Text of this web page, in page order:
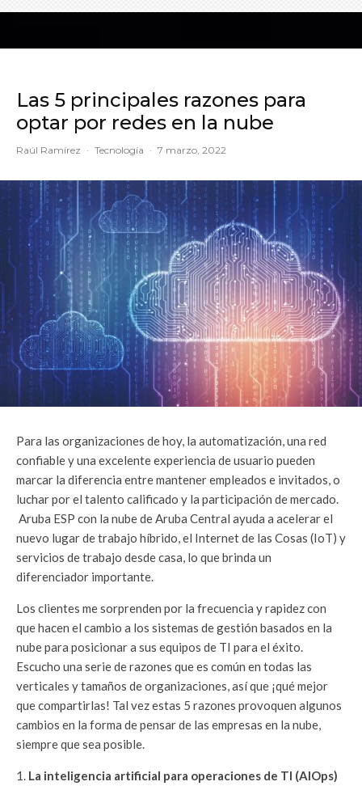
Las 5 principales razones para
optar por redes en la nube
Raúl Ramírez · Tecnología · 7 marzo, 2022
Para las organizaciones de hoy, la automatización, una red
confiable y una excelente experiencia de usuario pueden
marcar la diferencia entre mantener empleados e invitados, o
luchar por el talento calificado y la participación de mercado.
Aruba ESP con la nube de Aruba Central ayuda a acelerar el
nuevo lugar de trabajo híbrido, el Internet de las Cosas (IoT) y
servicios de trabajo desde casa, lo que brinda un
diferenciador importante.
Los clientes me sorprenden por la frecuencia y rapidez con
que hacen el cambio a los sistemas de gestión basados en la
nube para posicionar a sus equipos de TI para el éxito.
Escucho una serie de razones que es común en todas las
verticales y tamaños de organizaciones, así que ¡qué mejor
que compartirlas! Tal vez estas 5 razones provoquen algunos
cambios en la forma de pensar de las empresas en la nube,
siempre que sea posible.
La inteligencia artificial para operaciones de TI (AIOps)